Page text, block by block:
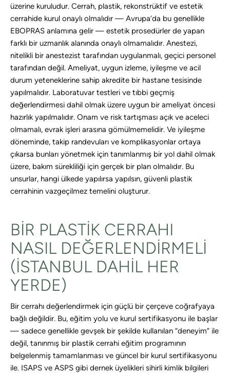
üzerine kuruludur. Cerrah, plastik, rekonstrüktif ve estetik
cerrahide kurul onaylı olmalıdır — Avrupa’da bu genellikle
EBOPRAS anlamına gelir — estetik prosedürler de yapan
farklı bir uzmanlık alanında onaylı olmamalıdır. Anestezi,
nitelikli bir anestezist tarafından uygulanmalı, geçici personel
tarafından değil. Ameliyat, uygun izleme, iyileşme ve acil
durum yeteneklerine sahip akredite bir hastane tesisinde
yapılmalıdır. Laboratuvar testleri ve tıbbi geçmiş
değerlendirmesi dahil olmak üzere uygun bir ameliyat öncesi
hazırlık yapılmalıdır. Onam ve risk tartışması açık ve aceleci
olmamalı, evrak işleri arasına gömülmemelidir. Ve iyileşme
döneminde, takip randevuları ve komplikasyonlar ortaya
çıkarsa bunları yönetmek için tanımlanmış bir yol dahil olmak
üzere, bakım sürekliliği için gerçek bir plan olmalıdır. Bu
unsurlar, hangi ülkede yapılırsa yapılsın, güvenli plastik
cerrahinin vazgeçilmez temelini oluşturur.
BIR PLASTIK CERRAHI
NASIL DEĞERLENDIRMELI
(İSTANBUL DAHIL HER
YERDE)
Bir cerrahı değerlendirmek için güçlü bir çerçeve coğrafyaya
bağlı değildir. Bu, eğitim yolu ve kurul sertifikasyonu ile başlar
— sadece genellikle gevşek bir şekilde kullanılan “deneyim” ile
değil, tanınmış bir plastik cerrahi eğitim programının
belgelenmiş tamamlanması ve güncel bir kurul sertifikasyonu
ile. ISAPS ve ASPS gibi dernek üyelikleri sihirli kimlik bilgileri